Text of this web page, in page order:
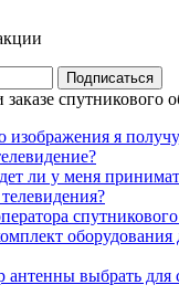
Подписаться
спутникового
изображения я
ли у меня
оборудования
антенны выбрать для